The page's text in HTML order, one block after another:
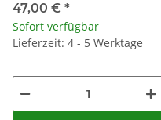
47,00 € *
Sofort verfügbar
Lieferzeit: 4 - 5 Werktage